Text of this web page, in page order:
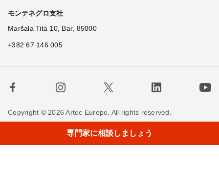
モンテネグロ支社
Maršala Tita 10, Bar, 85000
+382 67 146 005
Copyright © 2026 Artec Europe. All rights reserved.
Cookieの使用に関する方針
お問い合わせ
専門家に相談しましょう